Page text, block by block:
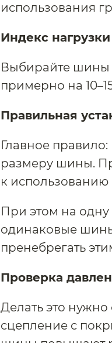
использования
Индекс нагрузки
Выбирайте шины
примерно на
Правильная
Главное
размеру шины.
к
При этом на одну
одинаковые шины
пренебрегать
Проверка
Делать это
сцепление с